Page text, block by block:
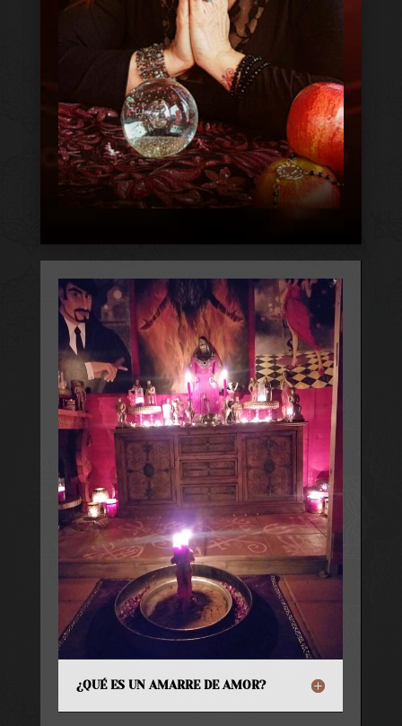
¿QUÉ ES UN AMARRE DE AMOR?